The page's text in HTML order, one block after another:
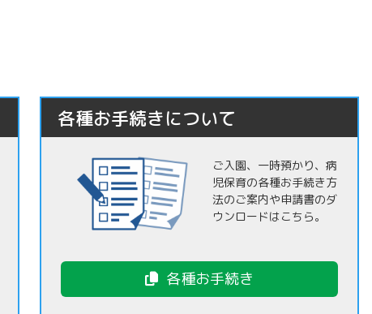
各種お手続きについて
ご入園、一時預かり、病
児保育の各種お手続き方
法のご案内や申請書のダ
ウンロードはこちら。
各種お手続き